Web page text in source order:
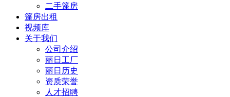
二手篷房
篷房出租
视频库
关于我们
公司介绍
丽日工厂
丽日历史
资质荣誉
人才招聘